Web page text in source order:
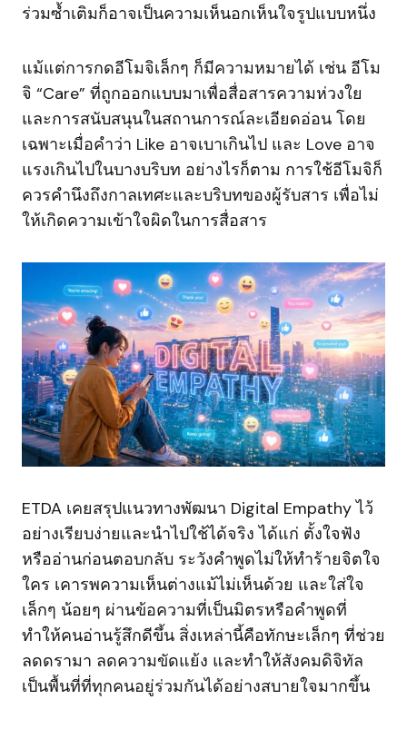
ร่วมซ้ำเติมก็อาจเป็นความเห็นอกเห็นใจรูปแบบหนึ่ง
แม้แต่การกดอีโมจิเล็กๆ ก็มีความหมายได้ เช่น อีโม
จิ “Care” ที่ถูกออกแบบมาเพื่อสื่อสารความห่วงใย
และการสนับสนุนในสถานการณ์ละเอียดอ่อน โดย
เฉพาะเมื่อคำว่า Like อาจเบาเกินไป และ Love อาจ
แรงเกินไปในบางบริบท อย่างไรก็ตาม การใช้อีโมจิก็
ควรคำนึงถึงกาลเทศะและบริบทของผู้รับสาร เพื่อไม่
ให้เกิดความเข้าใจผิดในการสื่อสาร
ETDA เคยสรุปแนวทางพัฒนา Digital Empathy ไว้
อย่างเรียบง่ายและนำไปใช้ได้จริง ได้แก่ ตั้งใจฟัง
หรืออ่านก่อนตอบกลับ ระวังคำพูดไม่ให้ทำร้ายจิตใจ
ใคร เคารพความเห็นต่างแม้ไม่เห็นด้วย และใส่ใจ
เล็กๆ น้อยๆ ผ่านข้อความที่เป็นมิตรหรือคำพูดที่
ทำให้คนอ่านรู้สึกดีขึ้น สิ่งเหล่านี้คือทักษะเล็กๆ ที่ช่วย
ลดดรามา ลดความขัดแย้ง และทำให้สังคมดิจิทัล
เป็นพื้นที่ที่ทุกคนอยู่ร่วมกันได้อย่างสบายใจมากขึ้น